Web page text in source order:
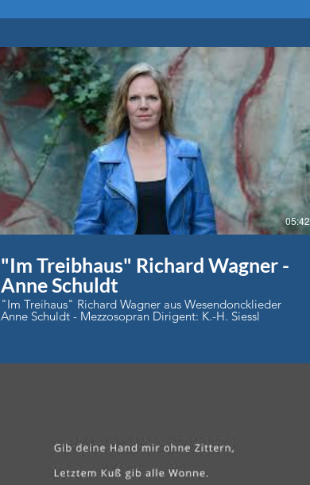
Play Video
05:42
"Im Treibhaus" Richard Wagner -
Anne Schuldt
"Im Treihaus" Richard Wagner aus Wesendoncklieder
Anne Schuldt - Mezzosopran Dirigent: K.-H. Siessl